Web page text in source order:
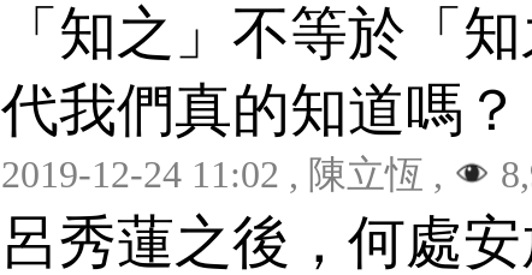
「知之」不等於「
代我們真的知道嗎？
2019-12-24 11:02 , 陳立恆 ,
呂秀蓮之後，何處